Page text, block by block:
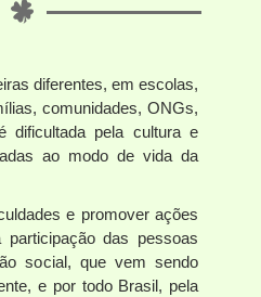
diferentes, em escolas,
comunidades, ONGs,
dificultada pela cultura e
ao modo de vida da
e promover ações
das pessoas
social, que vem sendo
e por todo Brasil, pela